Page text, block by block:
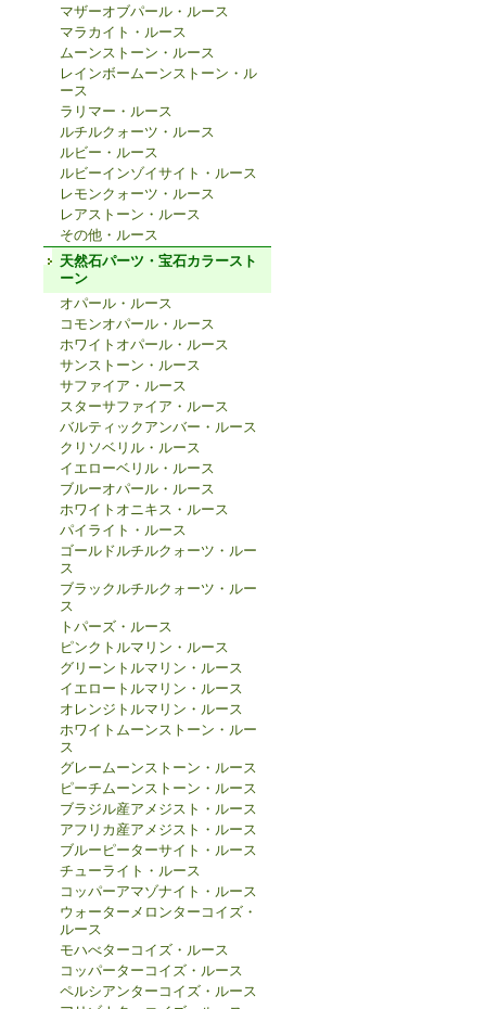
マザーオブパール・ルース
マラカイト・ルース
ムーンストーン・ルース
レインボームーンストーン・ル
ース
ラリマー・ルース
ルチルクォーツ・ルース
ルビー・ルース
ルビーインゾイサイト・ルース
レモンクォーツ・ルース
レアストーン・ルース
その他・ルース
天然石パーツ・宝石カラースト
ーン
オパール・ルース
コモンオパール・ルース
ホワイトオパール・ルース
サンストーン・ルース
サファイア・ルース
スターサファイア・ルース
バルティックアンバー・ルース
クリソベリル・ルース
イエローベリル・ルース
ブルーオパール・ルース
ホワイトオニキス・ルース
パイライト・ルース
ゴールドルチルクォーツ・ルー
ス
ブラックルチルクォーツ・ルー
ス
トパーズ・ルース
ピンクトルマリン・ルース
グリーントルマリン・ルース
イエロートルマリン・ルース
オレンジトルマリン・ルース
ホワイトムーンストーン・ルー
ス
グレームーンストーン・ルース
ピーチムーンストーン・ルース
ブラジル産アメジスト・ルース
アフリカ産アメジスト・ルース
ブルーピーターサイト・ルース
チューライト・ルース
コッパーアマゾナイト・ルース
ウォーターメロンターコイズ・
ルース
モハべターコイズ・ルース
コッパーターコイズ・ルース
ペルシアンターコイズ・ルース